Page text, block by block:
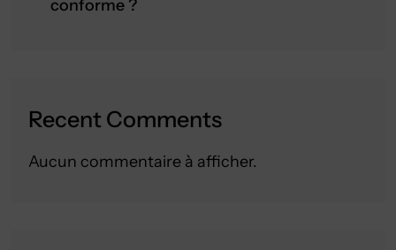
conforme ?
Recent Comments
Aucun commentaire à afficher.